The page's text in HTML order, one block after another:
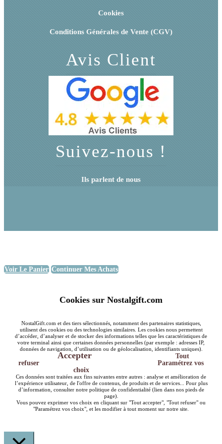
Cookies
Conditions Générales de Vente (CGV)
Avis Client
Suivez-nous !
Ils parlent de nous
Voir Le Panier Continuer Mes Achats
Cookies sur Nostalgift.com
NostalGift.com et des tiers sélectionnés, notamment des partenaires statistiques,
utilisent des cookies ou des technologies similaires. Les cookies nous permettent
d’accéder, d’analyser et de stocker des informations telles que les caractéristiques de
votre terminal ainsi que certaines données personnelles (par exemple : adresses IP,
données de navigation, d’utilisation ou de géolocalisation, identifiants uniques).
Accepter
Tout
refuser
Paramétrez vos
choix
Ces données sont traitées aux fins suivantes entre autres : analyse et amélioration de
l’expérience utilisateur, de l'offre de contenus, de produits et de services... Pour plus
d’information, consulter notre politique de confidentialité (lien dans nos pieds de
page).
Vous pouvez exprimer vos choix en cliquant sur "Tout accepter", "Tout refuser" ou
"Paramétrez vos choix", et les modifier à tout moment sur notre site.